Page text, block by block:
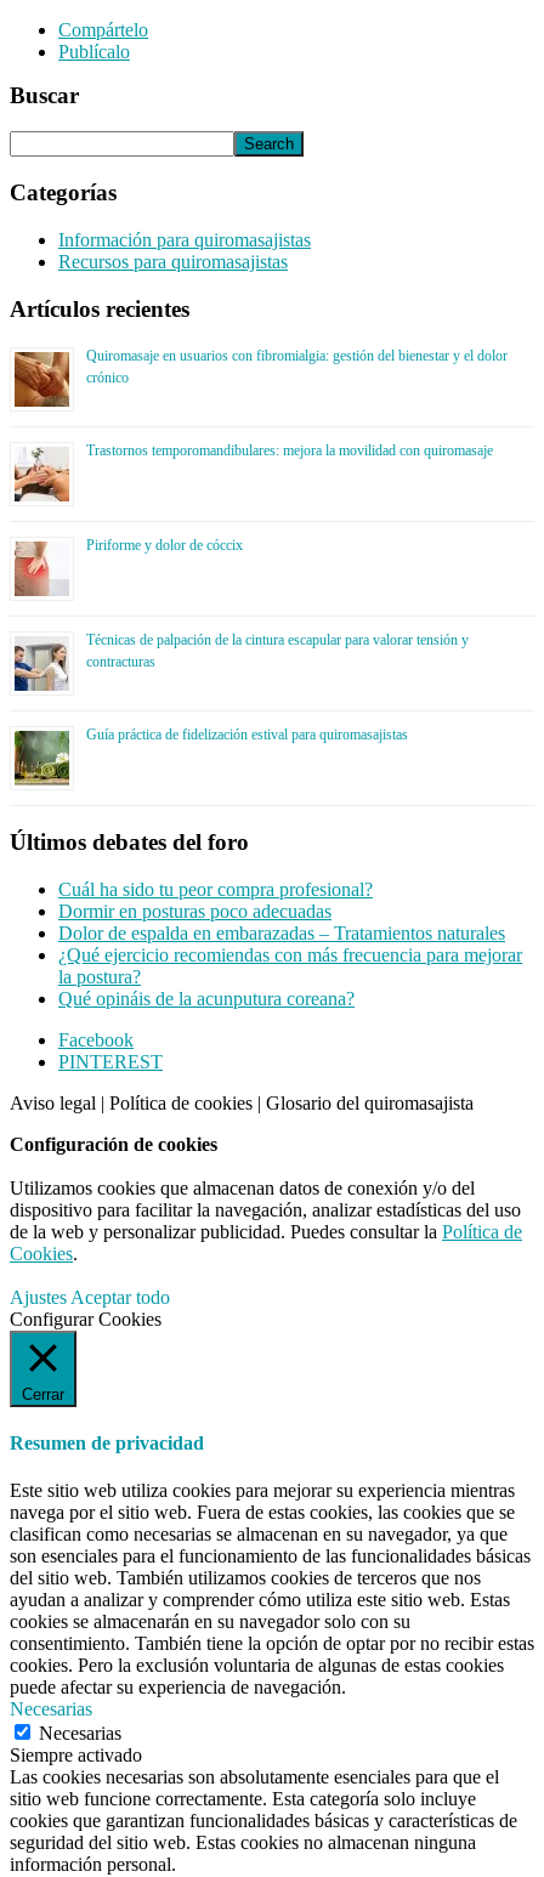
Compártelo
Publícalo
Buscar
Categorías
Información para quiromasajistas
Recursos para quiromasajistas
Artículos recientes
Quiromasaje en usuarios con fibromialgia: gestión del bienestar y el dolor
crónico
Trastornos temporomandibulares: mejora la movilidad con quiromasaje
Piriforme y dolor de cóccix
Técnicas de palpación de la cintura escapular para valorar tensión y
contracturas
Guía práctica de fidelización estival para quiromasajistas
Últimos debates del foro
Cuál ha sido tu peor compra profesional?
Dormir en posturas poco adecuadas
Dolor de espalda en embarazadas – Tratamientos naturales
¿Qué ejercicio recomiendas con más frecuencia para mejorar
la postura?
Qué opináis de la acunputura coreana?
Footer
CTA
Facebook
PINTEREST
Aviso legal | Política de cookies | Glosario del quiromasajista
Configuración de cookies
Utilizamos cookies que almacenan datos de conexión y/o del
dispositivo para facilitar la navegación, analizar estadísticas del uso
de la web y personalizar publicidad. Puedes consultar la Política de
Cookies.
Ajustes Aceptar todo
Configurar Cookies
Cerrar
Resumen de privacidad
Este sitio web utiliza cookies para mejorar su experiencia mientras
navega por el sitio web. Fuera de estas cookies, las cookies que se
clasifican como necesarias se almacenan en su navegador, ya que
son esenciales para el funcionamiento de las funcionalidades básicas
del sitio web. También utilizamos cookies de terceros que nos
ayudan a analizar y comprender cómo utiliza este sitio web. Estas
cookies se almacenarán en su navegador solo con su
consentimiento. También tiene la opción de optar por no recibir estas
cookies. Pero la exclusión voluntaria de algunas de estas cookies
puede afectar su experiencia de navegación.
Necesarias
Necesarias
Siempre activado
Las cookies necesarias son absolutamente esenciales para que el
sitio web funcione correctamente. Esta categoría solo incluye
cookies que garantizan funcionalidades básicas y características de
seguridad del sitio web. Estas cookies no almacenan ninguna
información personal.